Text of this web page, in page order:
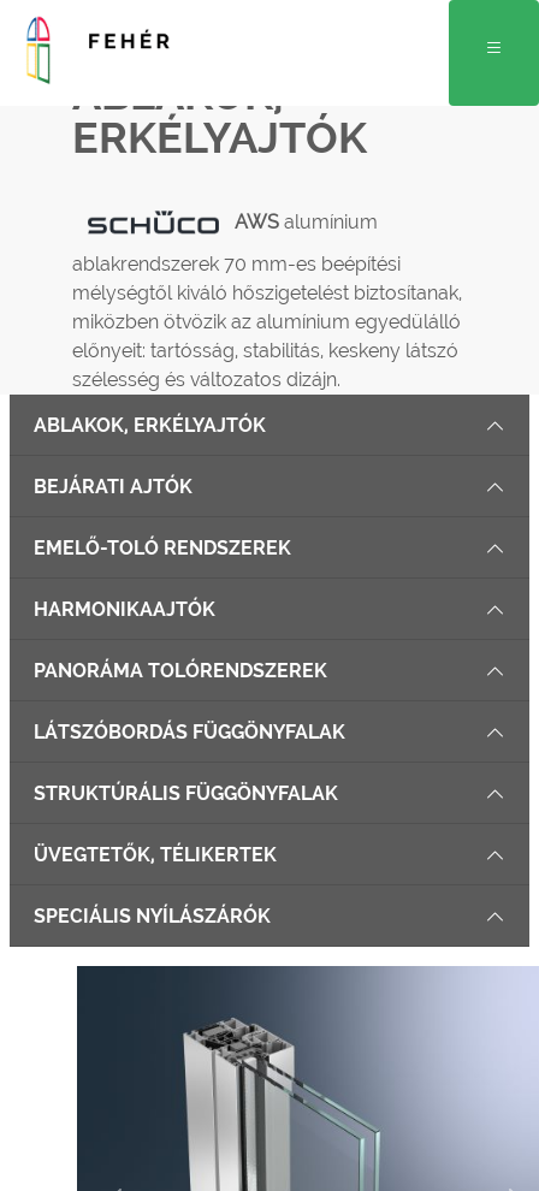
ABLAKOK,
ERKÉLYAJTÓK
AWS alumínium
ablakrendszerek 70 mm-es beépítési
mélységtől kiváló hőszigetelést biztosítanak,
miközben ötvözik az alumínium egyedülálló
előnyeit: tartósság, stabilitás, keskeny látszó
szélesség és változatos dizájn.
ABLAKOK, ERKÉLYAJTÓK
BEJÁRATI AJTÓK
EMELŐ-TOLÓ RENDSZEREK
HARMONIKAAJTÓK
PANORÁMA TOLÓRENDSZEREK
LÁTSZÓBORDÁS FÜGGÖNYFALAK
STRUKTÚRÁLIS FÜGGÖNYFALAK
ÜVEGTETŐK, TÉLIKERTEK
SPECIÁLIS NYÍLÁSZÁRÓK